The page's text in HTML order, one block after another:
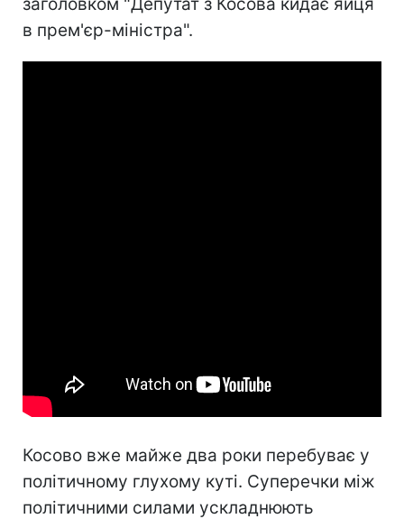
в прем'єр-міністра".
Косово вже майже два роки перебуває у
політичному глухому куті. Суперечки між
політичними силами ускладнюють